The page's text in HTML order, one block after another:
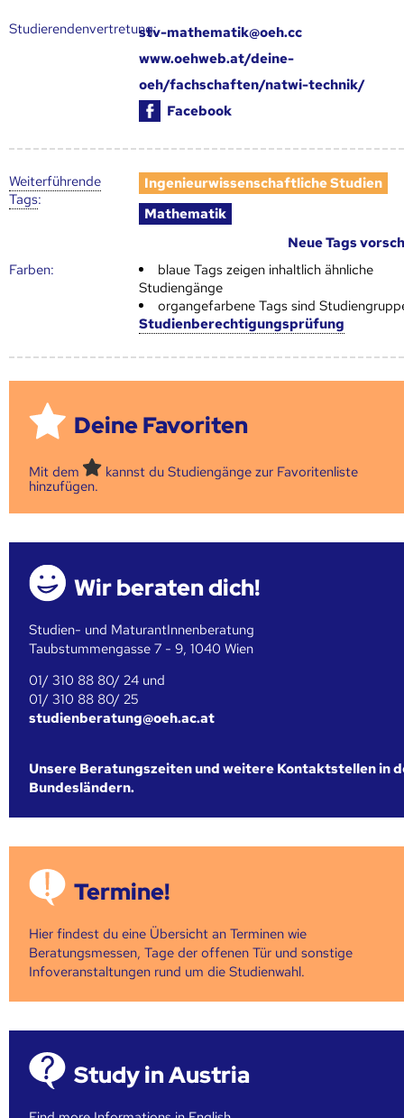
Studierendenvertretung:stv-mathematik@oeh.cc
www.oehweb.at/deine-
oeh/fachschaften/natwi-technik/
Facebook
Weiter­führende
Tags:
Ingenieurwissenschaftliche Studien
Mathematik
Neue Tags
Farben:
blaue Tags zeigen inhaltlich ähnliche
Studiengänge
organgefarbene Tags sind
Studienberechtigungsprüfung
Deine Favoriten
Mit dem
kannst du Studiengänge zur Favoritenliste
hinzufügen.
Wir beraten dich!
Studien- und MaturantInnenberatung
Taubstummengasse 7 - 9, 1040 Wien
01/ 310 88 80/ 24 und
01/ 310 88 80/ 25
studienberatung@oeh.ac.at
Unsere Beratungszeiten und weitere Kontaktstellen in
Bundesländern.
Termine!
Hier findest du eine Übersicht an Terminen wie
Beratungsmessen, Tage der offenen Tür und sonstige
Infoveranstaltungen rund um die Studienwahl.
Study in Austria